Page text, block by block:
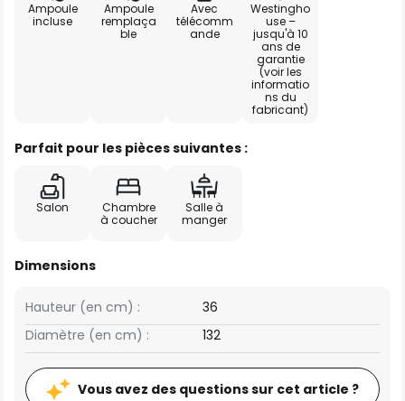
Ampoule
incluse
Ampoule
remplaça
ble
Avec
télécomm
ande
Westingho
use –
jusqu'à 10
ans de
garantie
(voir les
informatio
ns du
fabricant)
Parfait pour les pièces suivantes :
Salon
Chambre
à coucher
Salle à
manger
Dimensions
Hauteur (en cm) :
36
Diamètre (en cm) :
132
Vous avez des questions sur cet article ?